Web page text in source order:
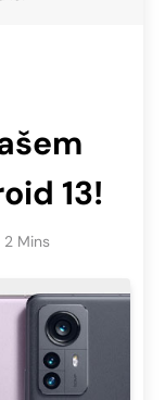
13!
2 Mins